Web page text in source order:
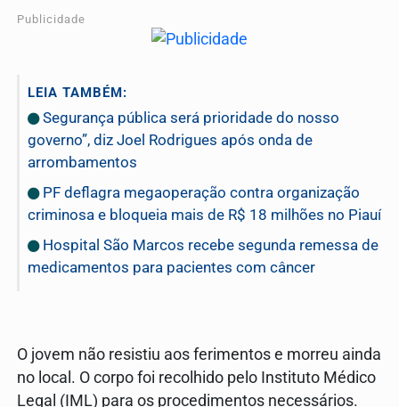
Publicidade
LEIA TAMBÉM:
Segurança pública será prioridade do nosso
governo”, diz Joel Rodrigues após onda de
arrombamentos
PF deflagra megaoperação contra organização
criminosa e bloqueia mais de R$ 18 milhões no Piauí
Hospital São Marcos recebe segunda remessa de
medicamentos para pacientes com câncer
O jovem não resistiu aos ferimentos e morreu ainda
no local. O corpo foi recolhido pelo Instituto Médico
Legal (IML) para os procedimentos necessários.